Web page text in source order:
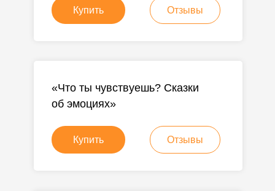
Купить Отзывы
Отзывы
Купить
«Что ты чувствуешь? Сказки
об эмоциях»